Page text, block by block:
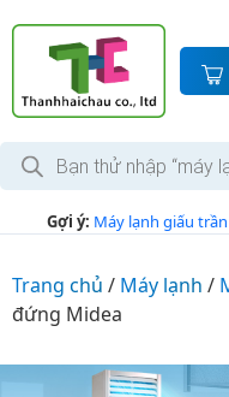
c
t
T
m
i
h
ẩ
Gợi ý: Máy lạnh giấu trần
Trang chủ / Máy lạnh /
đứng Midea